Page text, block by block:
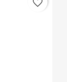
favorite_border